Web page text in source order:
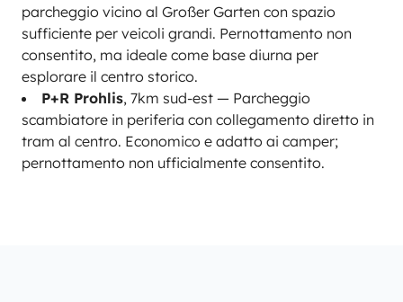
parcheggio vicino al Großer Garten con spazio
sufficiente per veicoli grandi. Pernottamento non
consentito, ma ideale come base diurna per
esplorare il centro storico.
P+R Prohlis, 7km sud-est — Parcheggio
scambiatore in periferia con collegamento diretto in
tram al centro. Economico e adatto ai camper;
pernottamento non ufficialmente consentito.